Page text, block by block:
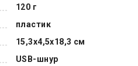
120 г
пластик
15,3х4,5х18,3 см
USB-шнур